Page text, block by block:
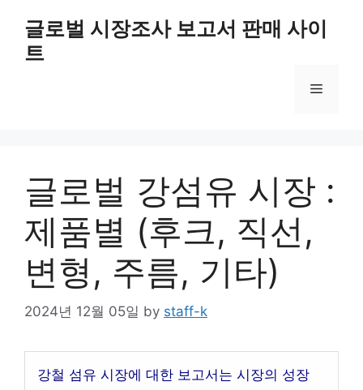
content
글로벌 시장조사 보고서 판매 사이
트
Menu
글로벌 강섬유 시장 :
제품별 (후크, 직선,
변형, 주름, 기타)
2024년 12월 05일 by staff-k
강철 섬유 시장에 대한 보고서는 시장의 성장